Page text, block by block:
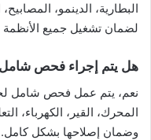
البطارية، الدينمو،
لضمان تشغيل جميع الأنظمة
هل يتم إجراء فحص شامل
نعم، يتم عمل فحص شامل
المحرك، القير، الكهرباء،
وضمان إصلاحها بشكل كامل.